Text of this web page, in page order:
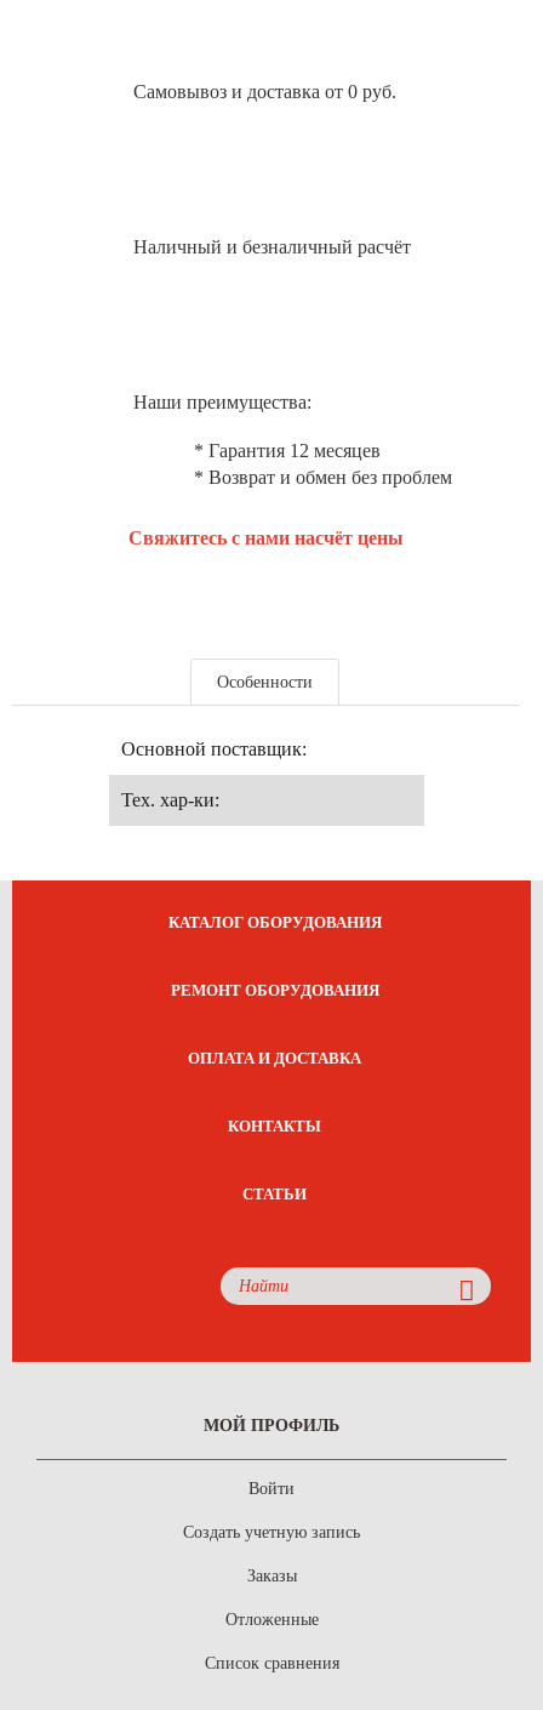
Самовывоз и доставка от 0 руб.
Наличный и безналичный расчёт
Наши преимущества:
* Гарантия 12 месяцев
* Возврат и обмен без проблем
Свяжитесь с нами насчёт цены
Особенности
Основной поставщик:
Тех. хар-ки:
КАТАЛОГ ОБОРУДОВАНИЯ
РЕМОНТ ОБОРУДОВАНИЯ
ОПЛАТА И ДОСТАВКА
КОНТАКТЫ
СТАТЬИ
МОЙ ПРОФИЛЬ
Войти
Создать учетную запись
Заказы
Отложенные
Список сравнения